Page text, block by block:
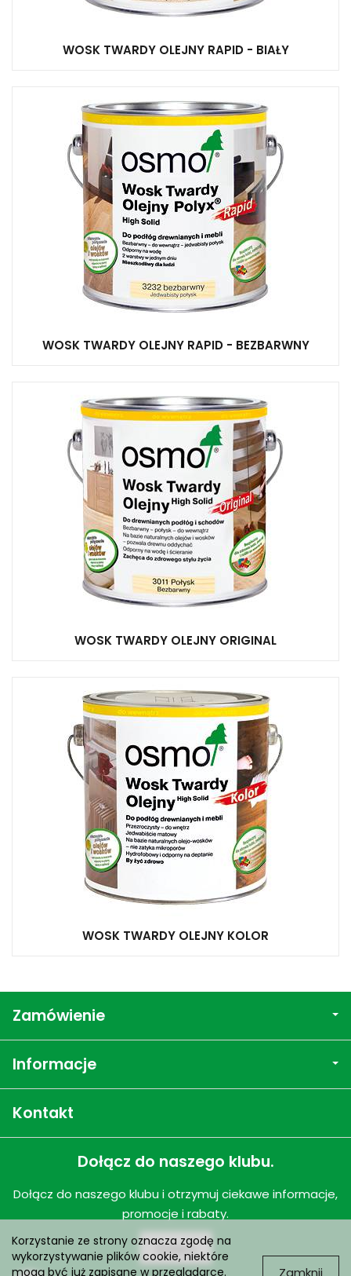
WOSK TWARDY OLEJNY RAPID - BIAŁY
WOSK TWARDY OLEJNY RAPID - BEZBARWNY
WOSK TWARDY OLEJNY ORIGINAL
WOSK TWARDY OLEJNY KOLOR
Zamówienie
Informacje
Kontakt
Dołącz do naszego klubu.
Dołącz do naszego klubu i otrzymuj ciekawe informacje,
promocje i rabaty.
Dołącz
Korzystanie ze strony oznacza zgodę na
wykorzystywanie plików cookie, niektóre
mogą być już zapisane w przeglądarce.
Zamknij